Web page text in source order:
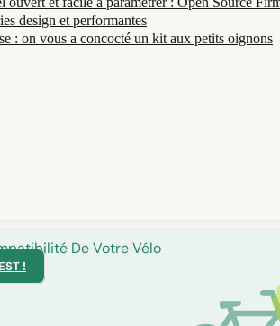
design et performantes
: on vous a concocté un kit aux petits oignons
De Votre Vélo
!